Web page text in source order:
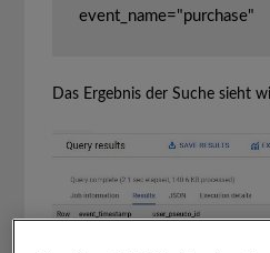
Das Ergebnis der Suche sieht